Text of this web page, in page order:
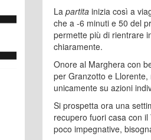
La partita inizia così a
che a -6 minuti e 50 del
permette più di rientrare
chiaramente.
Onore al Marghera con
per Granzotto e
unicamente su azioni
Si prospetta ora una
recupero fuori casa con
poco impegnative,